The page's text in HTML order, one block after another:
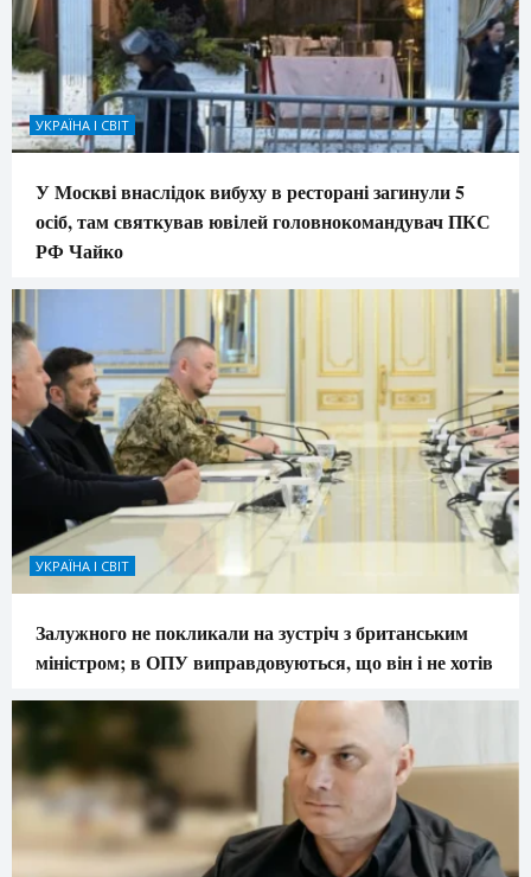
УКРАЇНА І СВІТ
У Москві внаслідок вибуху в ресторані загинули 5
осіб, там святкував ювілей головнокомандувач ПКС
РФ Чайко
УКРАЇНА І СВІТ
Залужного не покликали на зустріч з британським
міністром; в ОПУ виправдовуються, що він і не хотів